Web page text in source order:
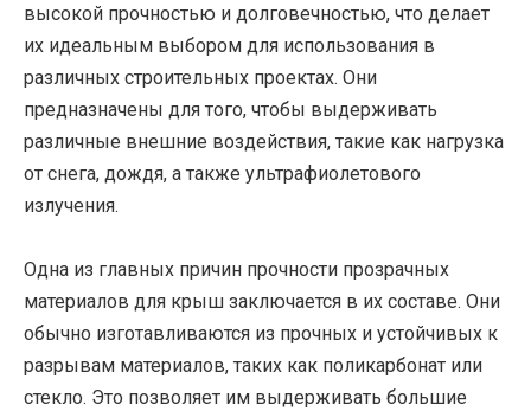
высокой прочностью и долговечностью, что делает
их идеальным выбором для использования в
различных строительных проектах. Они
предназначены для того, чтобы выдерживать
различные внешние воздействия, такие как нагрузка
от снега, дождя, а также ультрафиолетового
излучения.
Одна из главных причин прочности прозрачных
материалов для крыш заключается в их составе. Они
обычно изготавливаются из прочных и устойчивых к
разрывам материалов, таких как поликарбонат или
стекло. Это позволяет им выдерживать большие